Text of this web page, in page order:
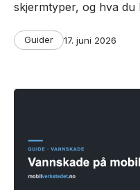
skjermtyper, og hva
Categories
Guider
Post
17. juni 2026